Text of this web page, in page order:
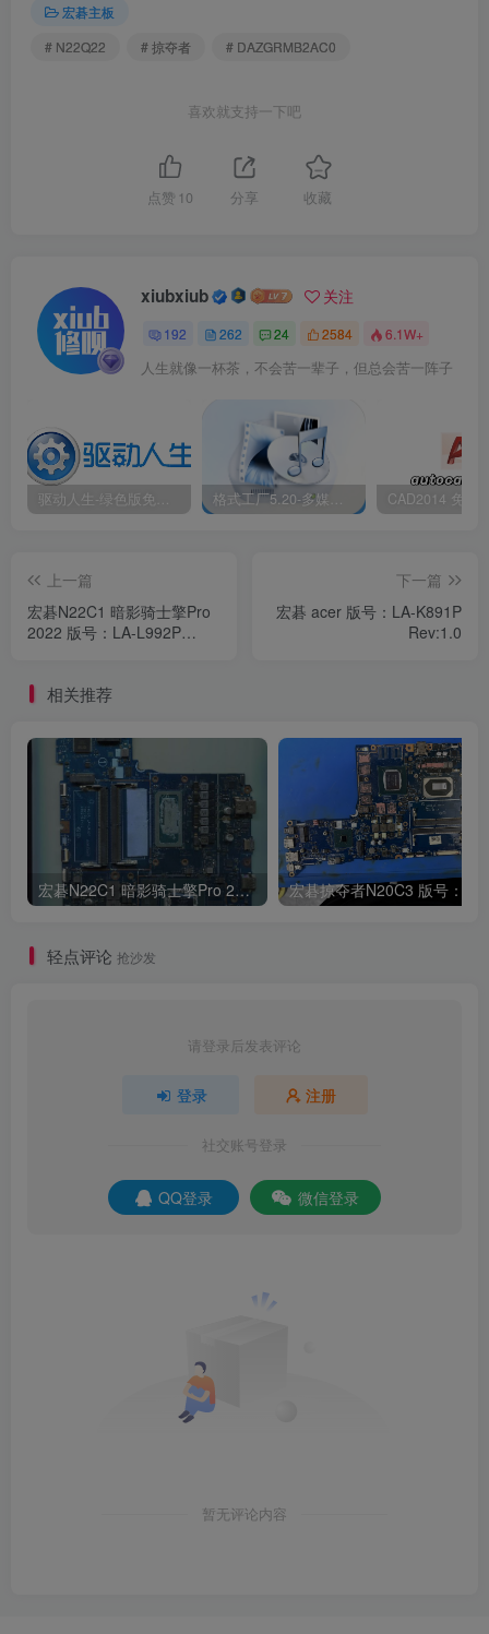
宏碁主板
# N22Q22
# 掠夺者 # DAZGRMB2AC0
喜欢就支持一下吧
点赞 10 分享 收藏
xiubxiub 关注
192 262 24 2584 6.1W+
人生就像一杯茶，不会苦一辈子，但总会苦一阵子
驱动人生-绿色版免安装|一键运行exe 格式工厂5.20-多媒体格式转换工具|免安装绿色版
上一篇
宏碁N22C1 暗影骑士擎Pro
2022 版号：LA-L992P
下一篇
宏碁 acer 版号：LA-K891P
Rev:1.0
相关推荐
宏碁N22C1 暗影骑士擎Pro 2022 版号：LA-L992P Rev:1C
轻点评论 抢沙发
请登录后发表评论
登录 注册
社交账号登录
QQ登录 微信登录
暂无评论内容